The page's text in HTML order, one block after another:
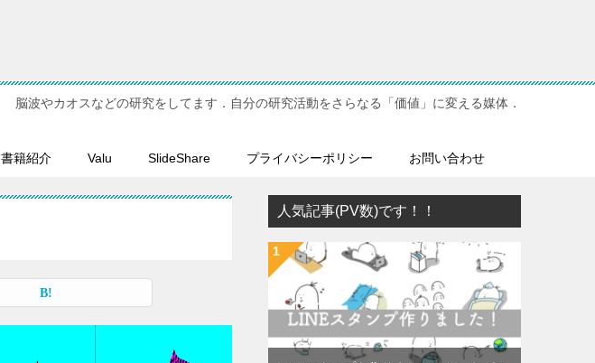
脳波やカオスなどの研究をしてます．自分の研究活動をさらなる「価値」に変える媒体．
書籍紹介 Valu SlideShare プライバシーポリシー お問い合わせ
人気記事(PV数)です！！